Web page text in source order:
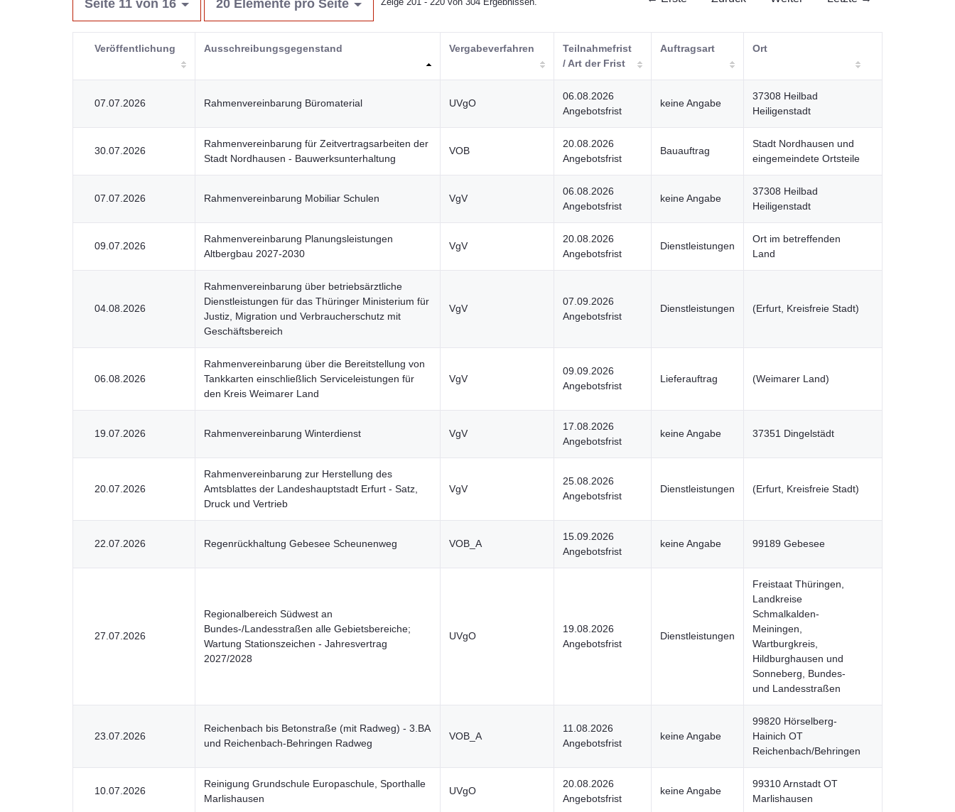
Seite 11 von 16 20 Elemente pro Seite
Veröffentlichung Ausschreibungsgegenstand Vergabeverfahren
Teilnahmefrist
/ Art der Frist
Auftragsart Ort
07.07.2026 Rahmenvereinbarung Büromaterial UVgO
06.08.2026
Angebotsfrist
keine Angabe
37308 Heilbad
Heiligenstadt
30.07.2026
Rahmenvereinbarung für Zeitvertragsarbeiten der
Stadt Nordhausen - Bauwerksunterhaltung
VOB
20.08.2026
Angebotsfrist
Bauauftrag
Stadt Nordhausen und
eingemeindete Ortsteile
07.07.2026 Rahmenvereinbarung Mobiliar Schulen VgV
06.08.2026
Angebotsfrist
keine Angabe
37308 Heilbad
Heiligenstadt
09.07.2026
Rahmenvereinbarung Planungsleistungen
Altbergbau 2027-2030
VgV
20.08.2026
Angebotsfrist
Dienstleistungen
Ort im betreffenden
Land
04.08.2026
Rahmenvereinbarung über betriebsärztliche
Dienstleistungen für das Thüringer Ministerium für
Justiz, Migration und Verbraucherschutz mit
Geschäftsbereich
VgV
07.09.2026
Angebotsfrist
Dienstleistungen (Erfurt, Kreisfreie Stadt)
06.08.2026
Rahmenvereinbarung über die Bereitstellung von
Tankkarten einschließlich Serviceleistungen für
den Kreis Weimarer Land
VgV
09.09.2026
Angebotsfrist
Lieferauftrag (Weimarer Land)
19.07.2026 Rahmenvereinbarung Winterdienst VgV
17.08.2026
Angebotsfrist
keine Angabe 37351 Dingelstädt
20.07.2026
Rahmenvereinbarung zur Herstellung des
Amtsblattes der Landeshauptstadt Erfurt - Satz,
Druck und Vertrieb
VgV
25.08.2026
Angebotsfrist
Dienstleistungen (Erfurt, Kreisfreie Stadt)
22.07.2026 Regenrückhaltung Gebesee Scheunenweg VOB_A
15.09.2026
Angebotsfrist
keine Angabe 99189 Gebesee
27.07.2026
Regionalbereich Südwest an
Bundes-/Landesstraßen alle Gebietsbereiche;
Wartung Stationszeichen - Jahresvertrag
2027/2028
UVgO
19.08.2026
Angebotsfrist
Dienstleistungen
Freistaat Thüringen,
Landkreise
Schmalkalden-
Meiningen,
Wartburgkreis,
Hildburghausen und
Sonneberg, Bundes-
und Landesstraßen
23.07.2026
Reichenbach bis Betonstraße (mit Radweg) - 3.BA
und Reichenbach-Behringen Radweg
VOB_A
11.08.2026
Angebotsfrist
keine Angabe
99820 Hörselberg-
Hainich OT
Reichenbach/Behringen
10.07.2026
Reinigung Grundschule Europaschule, Sporthalle
Marlishausen
UVgO
20.08.2026
Angebotsfrist
keine Angabe
99310 Arnstadt OT
Marlishausen